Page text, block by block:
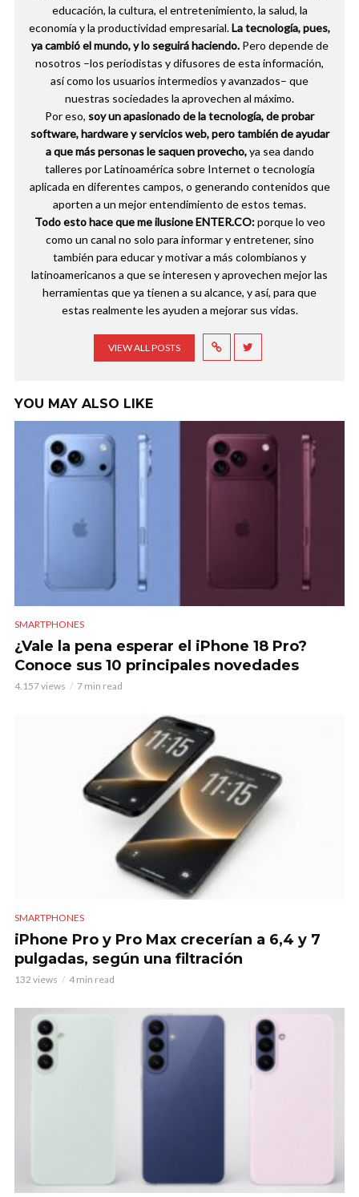
educación, la cultura, el entretenimiento, la salud, la
economía y la productividad empresarial.La tecnología, pues,
ya cambió el mundo, y lo seguirá haciendo.Pero depende de
nosotros –los periodistas y difusores de esta información,
así como los usuarios intermedios y avanzados– que
nuestras sociedades la aprovechen al máximo.
Por eso, soy un apasionado de la tecnología, de probar
software, hardware y servicios web, pero también de ayudar
a que más personas le saquen provecho,ya sea dando
talleres por Latinoamérica sobre Internet o tecnología
aplicada en diferentes campos, o generando contenidos que
aporten a un mejor entendimiento de estos temas.
Todo esto hace que me ilusione ENTER.CO:porque lo veo
como un canal no solo para informar y entretener, sino
también para educar y motivar a más colombianos y
latinoamericanos a que se interesen y aprovechen mejor las
herramientas que ya tienen a su alcance, y así, para que
estas realmente les ayuden a mejorar sus vidas.
VIEW ALL POSTS
YOU MAY ALSO LIKE
SMARTPHONES
¿Vale la pena esperar el iPhone 18 Pro?
Conoce sus 10 principales novedades
4.157 views 7 min read
SMARTPHONES
iPhone Pro y Pro Max crecerían a 6,4 y 7
pulgadas, según una filtración
132 views 4 min read